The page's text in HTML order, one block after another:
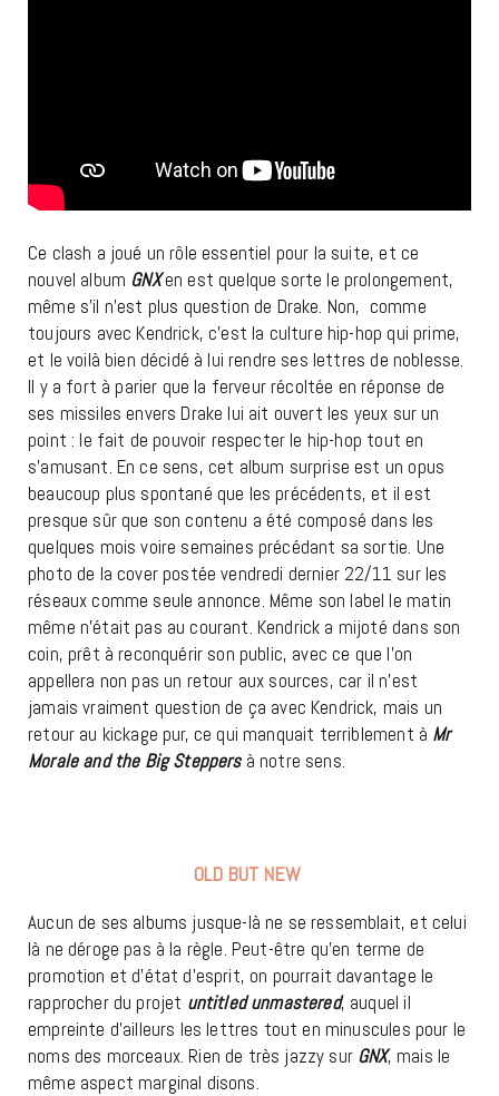
Ce clash a joué un rôle essentiel pour la suite, et ce
nouvel album GNXen est quelque sorte le prolongement,
même s’il n’est plus question de Drake. Non, comme
toujours avec Kendrick, c’est la culture hip-hop qui prime,
et le voilà bien décidé à lui rendre ses lettres de noblesse.
Il y a fort à parier que la ferveur récoltée en réponse de
ses missiles envers Drake lui ait ouvert les yeux sur un
point : le fait de pouvoir respecter le hip-hop tout en
s’amusant. En ce sens, cet album surprise est un opus
beaucoup plus spontané que les précédents, et il est
presque sûr que son contenu a été composé dans les
quelques mois voire semaines précédant sa sortie. Une
photo de la cover postée vendredi dernier 22/11 sur les
réseaux comme seule annonce. Même son label le matin
même n’était pas au courant. Kendrick a mijoté dans son
coin, prêt à reconquérir son public, avec ce que l’on
appellera non pas un retour aux sources, car il n’est
jamais vraiment question de ça avec Kendrick, mais un
retour au kickage pur, ce qui manquait terriblement à Mr
Morale and the Big Steppers à notre sens.
OLD BUT NEW
Aucun de ses albums jusque-là ne se ressemblait, et celui
là ne déroge pas à la règle. Peut-être qu’en terme de
promotion et d’état d’esprit, on pourrait davantage le
rapprocher du projet untitled unmastered, auquel il
empreinte d’ailleurs les lettres tout en minuscules pour le
noms des morceaux. Rien de très jazzy sur GNX, mais le
même aspect marginal disons.